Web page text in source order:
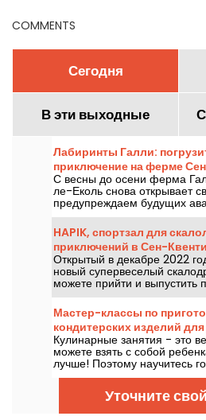
2026 года
COMMENTS
Сегодня
В эти выходные
Лабиринты Галли:
приключение на ферме
(78)
С весны до осени ферма
ле-Еколь снова открывает
предупреждаем будущих
авантюристок — возможно,
найти выход...
HAPIK, спортзал для
приключений в Сен-
Открытый в декабре 2022
новый супервеселый
можете прийти и выпустить
семьей, друзьями на день
коллегами во время
Мастер-классы по
кондитерских изделий
детей в HOBA, фудкорте в
(17-й округ)
Кулинарные занятия - это
можете взять с собой
лучше! Поэтому научитесь
кексы и другие закусочные
кулинарных занятиях для
которые HOBA организует в
года.
Уточните